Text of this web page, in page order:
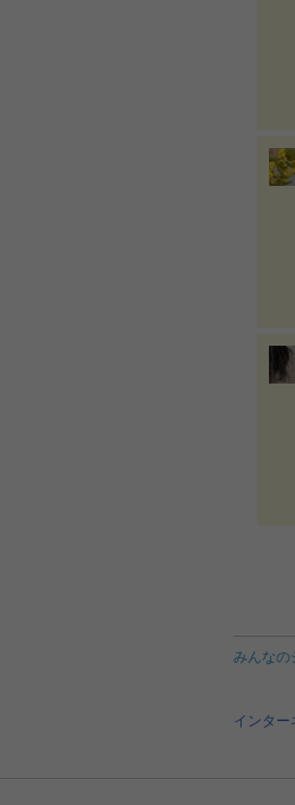
みんなの
インター